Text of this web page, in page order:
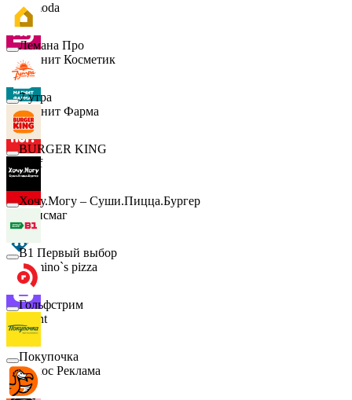
Lamoda
Магнит Косметик
Магнит Фарма
Hoff
Офисмаг
Domino`s pizza
Urent
Эдмос Реклама
Лемана Про
7 утра
BURGER KING
Хочу.Могу – Суши.Пицца.Бургер
B1 Первый выбор
Гольфстрим
Покупочка